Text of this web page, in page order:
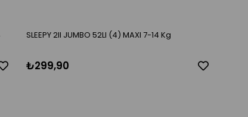
SLEEPY 2lI JUMBO 52LI (4) MAXI 7-14 Kg
₺299,90